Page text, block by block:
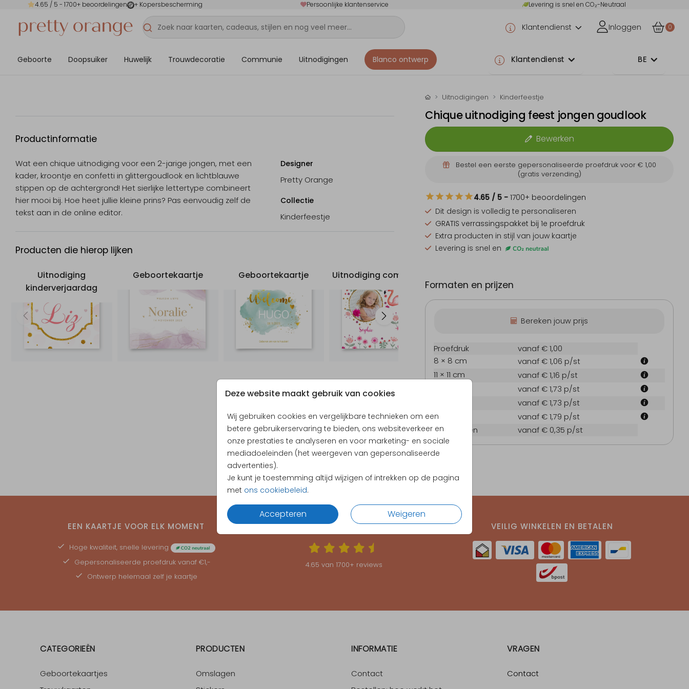
4.65 / 5 - 1700+ beoordelingen + Kopersbescherming Persoonlijke klantenservice Levering is snel en CO₂-Neutraal
Klantendienst Inloggen 0
Geboorte Doopsuiker Huwelijk Trouwdecoratie Communie Uitnodigingen Blanco ontwerp Klantendienst BE
Deze website maakt gebruik van cookies
Wij gebruiken cookies en vergelijkbare technieken om een
betere gebruikerservaring te bieden, ons websiteverkeer en
onze prestaties te analyseren en voor marketing- en sociale
mediadoeleinden (het weergeven van gepersonaliseerde
advertenties).
Je kunt je toestemming altijd wijzigen of intrekken op de pagina
met ons cookiebeleid.
Accepteren Weigeren
Productinformatie
Wat een chique uitnodiging voor een 2-jarige jongen, met een
kader, kroontje en confetti in glittergoudlook en lichtblauwe
stippen op de achtergrond! Het sierlijke lettertype combineert
hier mooi bij. Hoe heet jullie kleine prins? Pas eenvoudig zelf de
tekst aan in de online editor.
Designer
Pretty Orange
Collectie
Kinderfeestje
Producten die hierop lijken
Uitnodiging
kinderverjaardag
Geboortekaartje Geboortekaartje Uitnodiging communie
Uitnodigingen Kinderfeestje
Chique uitnodiging feest jongen goudlook
Bewerken
Bestel een eerste gepersonaliseerde proefdruk voor € 1,00
(gratis verzending)
4.65 / 5 - 1700+ beoordelingen
Dit design is volledig te personaliseren
GRATIS verrassingspakket bij 1e proefdruk
Extra producten in stijl van jouw kaartje
Levering is snel en
Formaten en prijzen
Bereken jouw prijs
Proefdruk
vanaf € 1,00
8 × 8 cm
vanaf € 1,06 p/st
11 × 11 cm
vanaf € 1,16 p/st
vanaf € 1,73 p/st
vanaf € 1,73 p/st
15 × 15 cm
vanaf € 1,79 p/st
Enveloppen
vanaf € 0,35 p/st
EEN KAARTJE VOOR ELK MOMENT
Hoge kwaliteit, snelle levering
Gepersonaliseerde proefdrukvanaf €1,-
Ontwerp helemaal zelf je kaartje
KLANTEN BEOORDELEN ONS MET EEN4.65
4.65 van 1700+ reviews
VEILIG WINKELEN EN BETALEN
CATEGORIEËN
Geboortekaartjes
PRODUCTEN
Omslagen
INFORMATIE
Contact
VRAGEN
Contact